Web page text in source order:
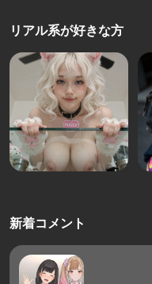
リアル系が好きな方
新着コメント